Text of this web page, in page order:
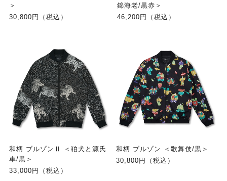
＞
30,800円（税込）
錦海老/黒赤＞
46,200円（税込）
和柄 ブルゾンⅡ ＜狛犬と源氏
車/黒＞
33,000円（税込）
和柄 ブルゾン ＜歌舞伎/黒＞
30,800円（税込）